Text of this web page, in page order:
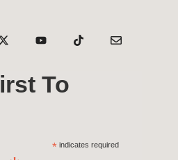
To
* indicates required